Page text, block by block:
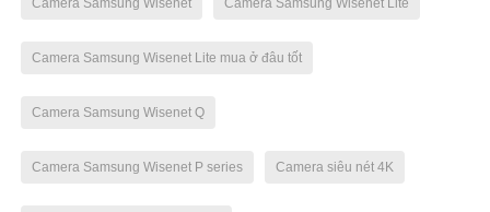
Camera Samsung Wisenet Lite mua ở đâu tốt
Camera Samsung Wisenet Q
Camera Samsung Wisenet P series Camera siêu nét 4K